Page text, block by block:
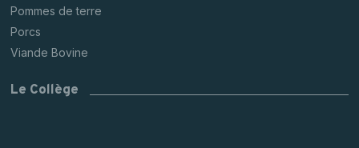
Pommes de terre
Porcs
Viande Bovine
Le Collège